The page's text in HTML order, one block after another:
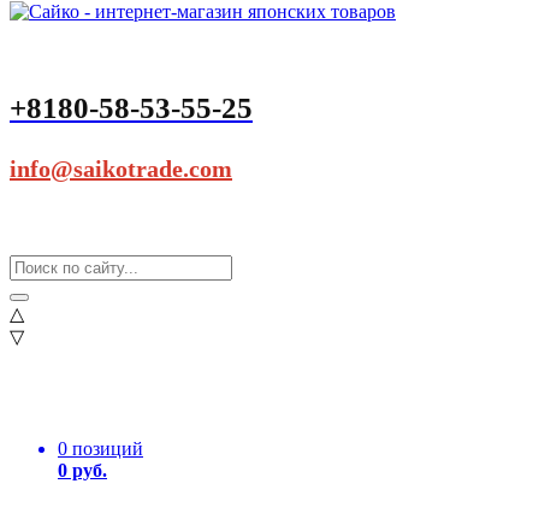
+8180-58-53-55-25
info@saikotrade.com
△
▽
0 позиций
0 руб.